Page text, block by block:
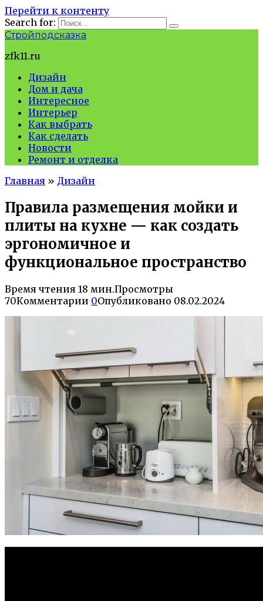
Перейти к контенту
Search for:
Стройподсказка
zfk11.ru
Дизайн
Дом и дача
Интересное
Интерьер
Как выбрать
Как сделать
Новости
Ремонт и отделка
Главная » Дизайн
Правила размещения мойки и
плиты на кухне — как создать
эргономичное и
функциональное пространство
Время чтения 18 мин.Просмотры
70Комментарии 0Опубликовано 08.02.2024